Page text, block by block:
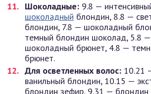
Шоколадные: 9.8 —
шоколадный блондин, 8.8 —
блондин, 7.8 — шоколадный
темный блондин шоколад, 5.8 —
шоколадный брюнет, 4.8 —
брюнет.
Для осветленных волос: 10.21
ванильный блондин, 10.15 —
блондин зефир, 9.31 — блондин